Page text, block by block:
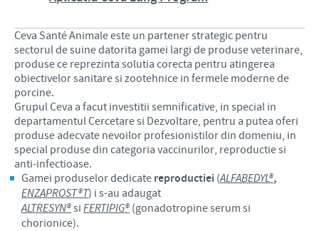
Ceva Santé Animale este un partener strategic pentru
sectorul de suine datorita gamei largi de produse veterinare,
produse ce reprezinta solutia corecta pentru atingerea
obiectivelor sanitare si zootehnice in fermele moderne de
porcine.
Grupul Ceva a facut investitii semnificative, in special in
departamentul Cercetare si Dezvoltare, pentru a putea oferi
produse adecvate nevoilor profesionistilor din domeniu, in
special produse din categoria vaccinurilor, reproductie si
anti-infectioase.
Gamei produselor dedicate reproductiei (ALFABEDYL®,
ENZAPROST®T) i s-au adaugat
ALTRESYN®si FERTIPIG® (gonadotropine serum si
chorionice).